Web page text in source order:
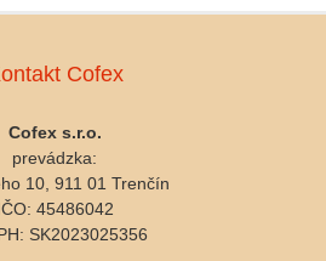
Cofex
Cofex s.r.o.
prevádzka:
10, 911 01 Trenčín
45486042
SK2023025356